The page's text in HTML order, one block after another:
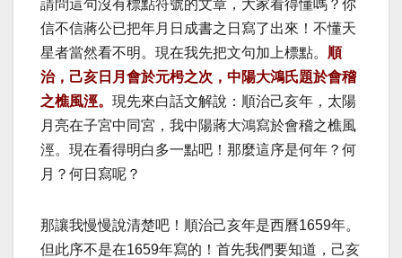
請問這句沒有標點符號的文章，大家看得懂嗎？你
信不信蔣公已把年月日成書之日寫了出來！不懂天
星者當然看不明。現在我先把文句加上標點。 順
治，己亥日月會於元枵之次，中陽大鴻氏題於會稽
之樵風涇。 現先來白話文解說：順治己亥年，太陽
月亮在子宮中同宮，我中陽蔣大鴻寫於會稽之樵風
涇。現在看得明白多一點吧！那麼這序是何年？何
月？何日寫呢？
那讓我慢慢說清楚吧！順治己亥年是西曆1659年。
但此序不是在1659年寫的！首先我們要知道，己亥